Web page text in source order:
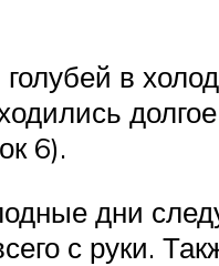
в
6).
дни
с руки.